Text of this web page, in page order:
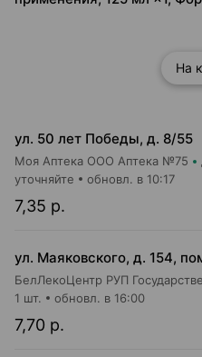
На
ул. 50 лет Победы, д. 8/55
Моя Аптека ООО Аптека №75
7,35 р.
уточняйте обновл. в 10:17
ул. Маяковского, д. 154,
7,70 р.
1 шт. обновл. в 16:00